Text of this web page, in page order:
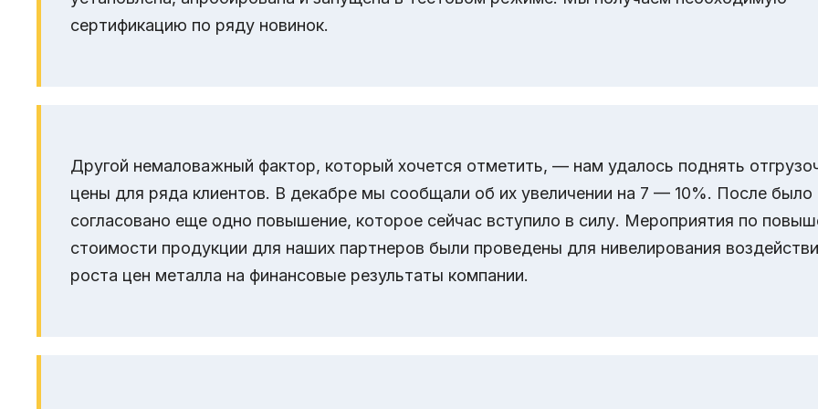
сертификацию по ряду новинок.
Другой немаловажный фактор, который хочется отметить, — нам удалось поднять
цены для ряда клиентов. В декабре мы сообщали об их увеличении на 7 — 10%. После было
согласовано еще одно повышение, которое сейчас вступило в силу. Мероприятия по
стоимости продукции для наших партнеров были проведены для нивелирования
роста цен металла на финансовые результаты компании.